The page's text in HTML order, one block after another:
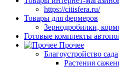
https://citisfera.ru/
Товары для фермеров
Зернодробилки,
Готовые комплекты
Прочее
Благоустройство сада
Растения